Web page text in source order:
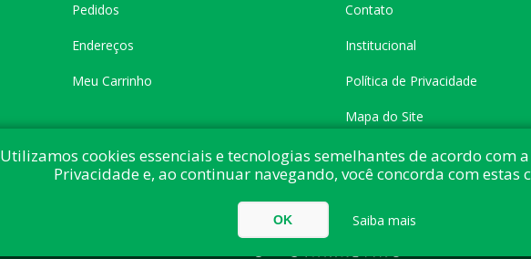
Pedidos
Endereços
Meu Carrinho
Contato
Institucional
Política de Privacidade
Mapa do Site
nopCommerce Direitos autorais © 2026 Button Shop. Todos
Utilizamos cookies essenciais e tecnologias semelhantes de acordo com
Privacidade e, ao continuar navegando, você concorda com estas
OK Saiba mais